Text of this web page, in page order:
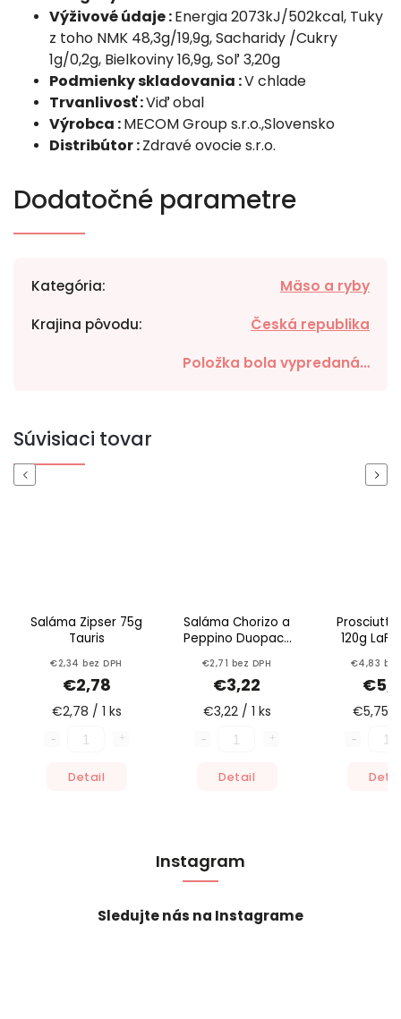
Výživové údaje :Energia 2073kJ/502kcal, Tuky
z toho NMK 48,3g/19,9g, Sacharidy /Cukry
1g/0,2g, Bielkoviny 16,9g, Soľ 3,20g
Podmienky skladovania :V chlade
Trvanlivosť :Viď obal
Výrobca :MECOM Group s.r.o.,Slovensko
Distribútor :Zdravé ovocie s.r.o.
Dodatočné parametre
Kategória: Mäso a ryby
Krajina pôvodu: Česká republika
Položka bola vypredaná…
Súvisiaci tovar
Previous
Saláma Zipser 75g
Tauris
€2,34 bez DPH
€2,78
€2,78 / 1 ks
Detail
Saláma Chorizo a
Peppino Duopack
€2,71 bez DPH
€3,22
€3,22 / 1 ks
Detail
Prosciutto
120g
€4,83 bez
€5,75 /
Next
Instagram
Sledujte nás na Instagrame